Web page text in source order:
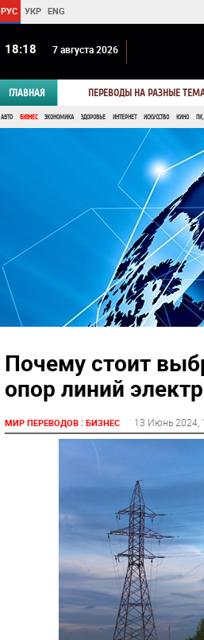
РУС УКР ENG
18 18 7 августа 2026
ГЛАВНАЯ ПЕРЕВОДЫ НА РАЗНЫЕ
АВТО БИЗНЕС ЭКОНОМИКА ЗДОРОВЬЕ ИНТЕРНЕТ ИСКУССТВО КИНО
Почему стоит
опор линий
МИР ПЕРЕВОДОВ: БИЗНЕС 13 Июнь 2024,